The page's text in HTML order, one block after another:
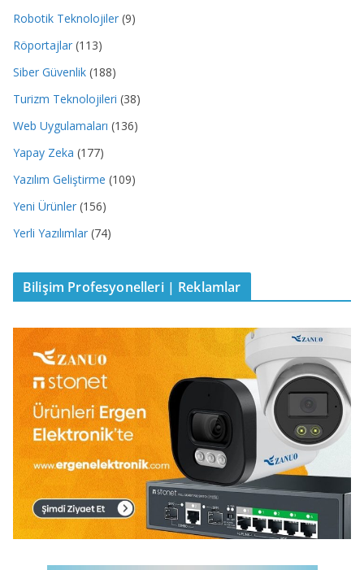
Robotik Teknolojiler (9)
Röportajlar (113)
Siber Güvenlik (188)
Turizm Teknolojileri (38)
Web Uygulamaları (136)
Yapay Zeka (177)
Yazılım Geliştirme (109)
Yeni Ürünler (156)
Yerli Yazılımlar (74)
Bilişim Profesyonelleri | Reklamlar